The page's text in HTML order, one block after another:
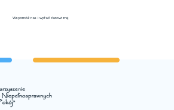
Wspomóż nas i wpłać darowiznę